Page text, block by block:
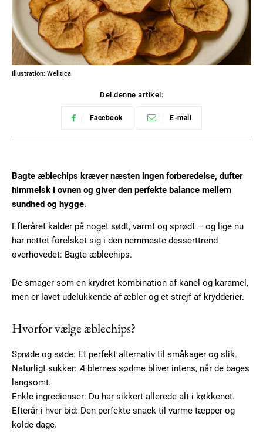
Illustration: Welltica
Del denne artikel:
Facebook E-mail
Bagte æblechips kræver næsten ingen forberedelse, dufter
himmelsk i ovnen og giver den perfekte balance mellem
sundhed og hygge.
Efteråret kalder på noget sødt, varmt og sprødt – og lige nu
har nettet forelsket sig i den nemmeste desserttrend
overhovedet: Bagte æblechips.
De smager som en krydret kombination af kanel og karamel,
men er lavet udelukkende af æbler og et strejf af krydderier.
Hvorfor vælge æblechips?
Sprøde og søde: Et perfekt alternativ til småkager og slik.
Naturligt sukker: Æblernes sødme bliver intens, når de bages
langsomt.
Enkle ingredienser: Du har sikkert allerede alt i køkkenet.
Efterår i hver bid: Den perfekte snack til varme tæpper og
kolde dage.